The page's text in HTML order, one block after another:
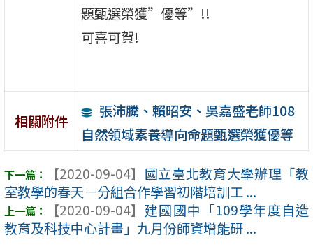
題甄選榮獲”優等”!!
可喜可賀!
相關附件
張沛騰、賴昭安、吳嘉盛老師108
自然領域素養導向命題甄選榮獲優等
【2020-09-04】 國立臺北教育大學辦理「教
室教學的春天－分組合作學習初階培訓工 ...
【2020-09-04】 建國國中「109學年度自造
教育及科技中心計畫」九月份師資增能研 ...